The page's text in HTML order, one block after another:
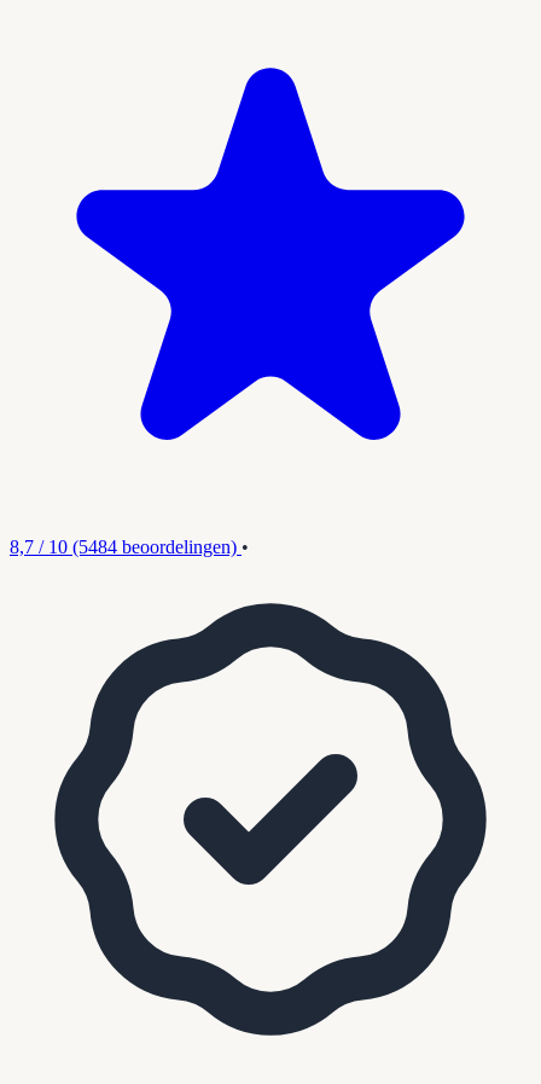
8,7 / 10 (5484 beoordelingen) •